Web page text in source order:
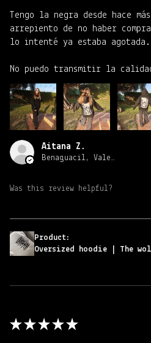
Tengo la negra desde hace
arrepiento de no haber
lo intenté ya estaba agotada.
No puedo transmitir la
Aitana Z.
Benaguacil, Valencia
Was this review helpful?
Product:
Oversized hoodie | The
★ ★ ★ ★ ★